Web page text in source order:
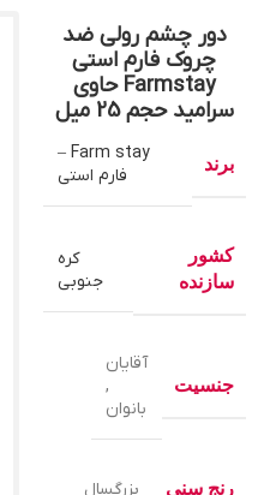
دور چشم رولی ضد
چروک فارم استی
Farmstay حاوی
سرامید حجم 25 میل
برند
Farm stay –
فارم استی
کشور
سازنده
کره
جنوبی
جنسیت
آقایان
,
بانوان
رنج سنی بزرگسال